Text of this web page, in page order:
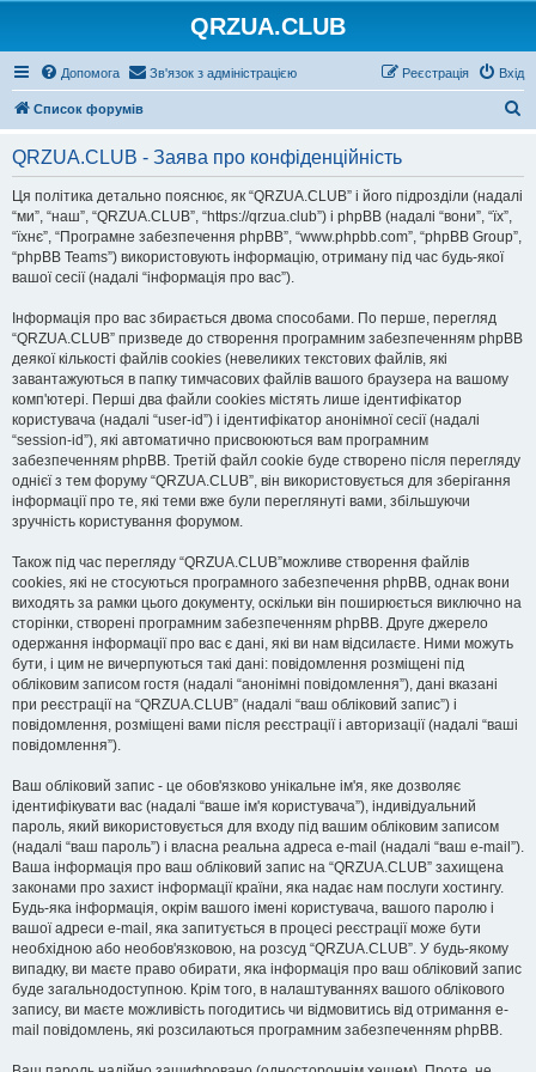
QRZUA.CLUB
Допомога Зв'язок з адміністрацією Вхід
Реєстрація
Список форумів
QRZUA.CLUB - Заява про конфіденційність
Ця політика детально пояснює, як “QRZUA.CLUB” і його підрозділи (надалі
“ми”, “наш”, “QRZUA.CLUB”, “https://qrzua.club”) і phpBB (надалі “вони”, “їх”,
“їхнє”, “Програмне забезпечення phpBB”, “www.phpbb.com”, “phpBB Group”,
“phpBB Teams”) використовують інформацію, отриману під час будь-якої
вашої сесії (надалі “інформація про вас”).
Інформація про вас збирається двома способами. По перше, перегляд
“QRZUA.CLUB” призведе до створення програмним забезпеченням phpBB
деякої кількості файлів cookies (невеликих текстових файлів, які
завантажуються в папку тимчасових файлів вашого браузера на вашому
комп'ютері. Перші два файли cookies містять лише ідентифікатор
користувача (надалі “user-id”) і ідентифікатор анонімної сесії (надалі
“session-id”), які автоматично присвоюються вам програмним
забезпеченням phpBB. Третій файл cookie буде створено після перегляду
однієї з тем форуму “QRZUA.CLUB”, він використовується для зберігання
інформації про те, які теми вже були переглянуті вами, збільшуючи
зручність користування форумом.
Також під час перегляду “QRZUA.CLUB”можливе створення файлів
cookies, які не стосуються програмного забезпечення phpBB, однак вони
виходять за рамки цього документу, оскільки він поширюється виключно на
сторінки, створені програмним забезпеченням phpBB. Друге джерело
одержання інформації про вас є дані, які ви нам відсилаєте. Ними можуть
бути, і цим не вичерпуються такі дані: повідомлення розміщені під
обліковим записом гостя (надалі “анонімні повідомлення”), дані вказані
при реєстрації на “QRZUA.CLUB” (надалі “ваш обліковий запис”) і
повідомлення, розміщені вами після реєстрації і авторизації (надалі “ваші
повідомлення”).
Ваш обліковий запис - це обов'язково унікальне ім'я, яке дозволяє
ідентифікувати вас (надалі “ваше ім'я користувача”), індивідуальний
пароль, який використовується для входу під вашим обліковим записом
(надалі “ваш пароль”) і власна реальна адреса e-mail (надалі “ваш e-mail”).
Ваша інформація про ваш обліковий запис на “QRZUA.CLUB” захищена
законами про захист інформації країни, яка надає нам послуги хостингу.
Будь-яка інформація, окрім вашого імені користувача, вашого паролю і
вашої адреси e-mail, яка запитується в процесі реєстрації може бути
необхідною або необов'язковою, на розсуд “QRZUA.CLUB”. У будь-якому
випадку, ви маєте право обирати, яка інформація про ваш обліковий запис
буде загальнодоступною. Крім того, в налаштуваннях вашого облікового
запису, ви маєте можливість погодитись чи відмовитись від отримання e-
mail повідомлень, які розсилаються програмним забезпеченням phpBB.